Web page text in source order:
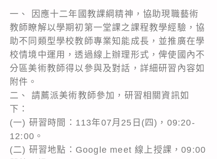
一、 因應十二年國教課綱精神，協助現職藝術
教師瞭解以學期初第一堂課之課程教學經驗，協
助不同類型學校教師專業知能成長，並推廣在學
校情境中運用，透過線上辦理形式，俾使國內不
分區美術教師得以參與及對話，詳細研習內容如
附件。
二、 請薦派美術教師參加，研習相關資訊如
下：
(一) 研習時間：113年07月25日(四)，09:20-
12:00。
(二) 研習地點：Google meet 線上授課，09:00